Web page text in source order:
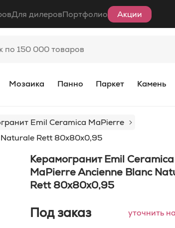
Для дилеровПортфолио Акции
Мозаика Панно Паркет Камень
Emil Ceramica MaPierre
Rett 80x80x0,95
Керамогранит Emil Ceramica
MaPierre Ancienne Blanc
Rett 80x80x0,95
Под заказ уточнить